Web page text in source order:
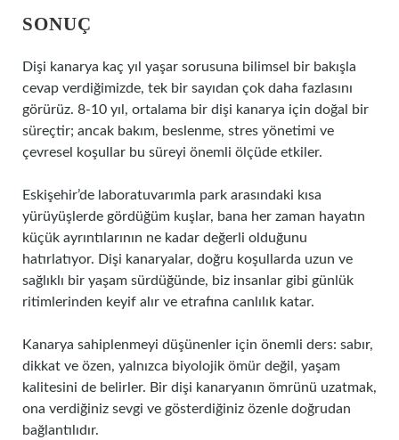
SONUÇ
Dişi kanarya kaç yıl yaşar sorusuna bilimsel bir bakışla
cevap verdiğimizde, tek bir sayıdan çok daha fazlasını
görürüz. 8-10 yıl, ortalama bir dişi kanarya için doğal bir
süreçtir; ancak bakım, beslenme, stres yönetimi ve
çevresel koşullar bu süreyi önemli ölçüde etkiler.
Eskişehir’de laboratuvarımla park arasındaki kısa
yürüyüşlerde gördüğüm kuşlar, bana her zaman hayatın
küçük ayrıntılarının ne kadar değerli olduğunu
hatırlatıyor. Dişi kanaryalar, doğru koşullarda uzun ve
sağlıklı bir yaşam sürdüğünde, biz insanlar gibi günlük
ritimlerinden keyif alır ve etrafına canlılık katar.
Kanarya sahiplenmeyi düşünenler için önemli ders: sabır,
dikkat ve özen, yalnızca biyolojik ömür değil, yaşam
kalitesini de belirler. Bir dişi kanaryanın ömrünü uzatmak,
ona verdiğiniz sevgi ve gösterdiğiniz özenle doğrudan
bağlantılıdır.